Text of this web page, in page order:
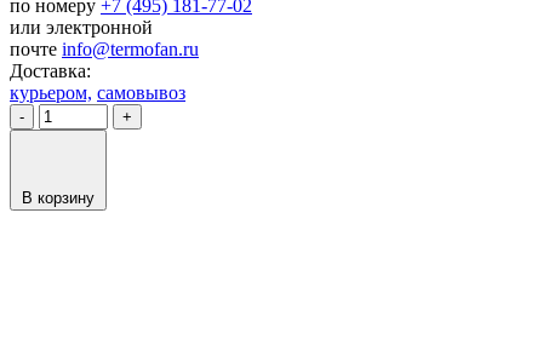
по номеру +7 (495) 181-77-02
или электронной
почте info@termofan.ru
Доставка:
курьером, самовывоз
- +
В корзину